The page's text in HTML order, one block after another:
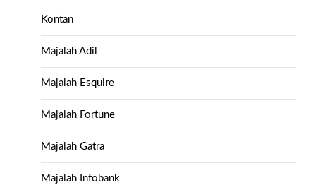
Kontan
Majalah Adil
Majalah Esquire
Majalah Fortune
Majalah Gatra
Majalah Infobank